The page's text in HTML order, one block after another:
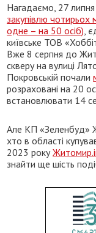
Нагадаємо, 27
закупівлю чотирьох
одне – на 50 осіб) ,
київське ТОВ
Вже 8 серпня до
скверу на вулиці
Покровській почали
розраховані на 20
встановлювати 14
Але КП «Зеленбуд»
хто в області
2023 року
знайти ще шість